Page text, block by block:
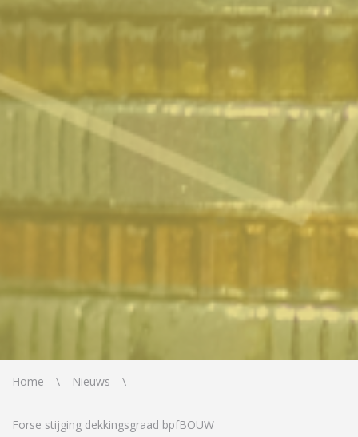
Home Nieuws
Forse stijging dekkingsgraad bpfBOUW